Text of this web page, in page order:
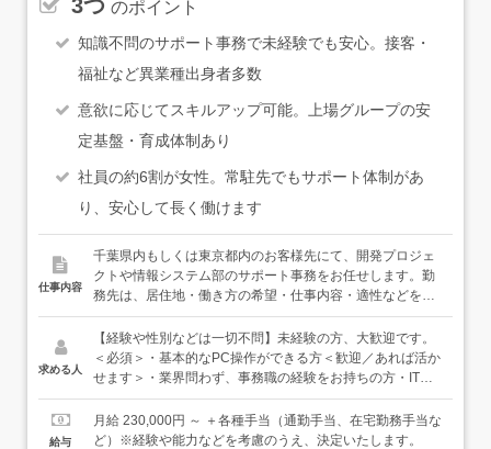
3つ のポイント
知識不問のサポート事務で未経験でも安心。接客・
福祉など異業種出身者多数
意欲に応じてスキルアップ可能。上場グループの安
定基盤・育成体制あり
社員の約6割が女性。常駐先でもサポート体制があ
り、安心して長く働けます
仕事内容
千葉県内もしくは東京都内のお客様先にて、開発プロジェ
クトや情報システム部のサポート事務をお任せします。勤
務先は、居住地・働き方の希望・仕事内容・適性などを最
大限考慮のうえ、決定いたします。＜具体的には（業務の
例）＞・システム開発や移行プロジェクトの補助データチ
ェック、テスト作業のサポート、マニュアルなどの更新・
作成補助など・情報システム部門の補助書類チェック・問
験の方は、育成体制が整っている案件に参画して、基礎知
識や実務を学んでいただけます。親会社・網屋のセミナー
求める人
【経験や性別などは一切不問】未経験の方、大歓迎です。
＜必須＞・基本的なPC操作ができる方＜歓迎／あれば活か
せます＞・業界問わず、事務職の経験をお持ちの方・IT業
界に興味のある方★当社はほとんどの社員が未経験スター
トです。製造・福祉・アパレル業界や美容師など、出身業
界もさまざまです。
給与
月給 230,000円 ～ ＋各種手当（通勤手当、在宅勤務手当な
ど）※経験や能力などを考慮のうえ、決定いたします。